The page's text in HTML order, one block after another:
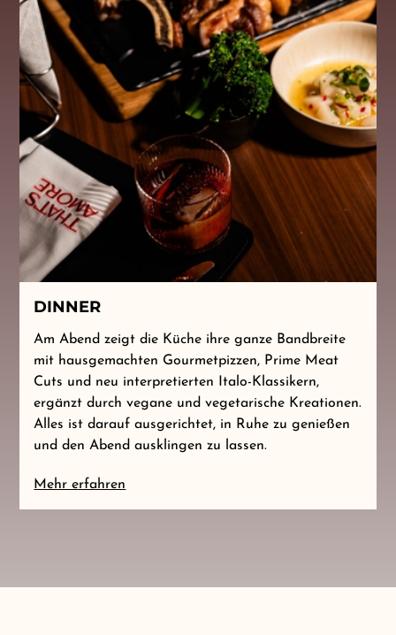
DINNER
Am Abend zeigt die Küche ihre ganze Bandbreite
mit hausgemachten Gourmetpizzen, Prime Meat
Cuts und neu interpretierten Italo-Klassikern,
ergänzt durch vegane und vegetarische Kreationen.
Alles ist darauf ausgerichtet, in Ruhe zu genießen
und den Abend ausklingen zu lassen.
Mehr erfahren